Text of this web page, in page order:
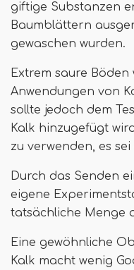
giftige Substanzen
Baumblättern
gewaschen wurden.
Extrem saure
Anwendungen von
sollte jedoch dem
Kalk hinzugefügt
zu verwenden, es sei
Durch das Senden
eigene
tatsächliche Menge
Eine gewöhnliche
Kalk macht wenig